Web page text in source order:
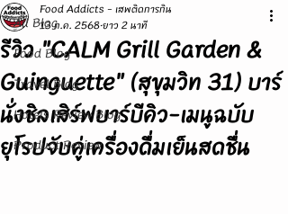
All Blog
Food Blog
Travel Blog
Hotels Review Blog
Product Review
รีวิว "CALM Grill Garden &
Guinguette" (สุขุมวิท 31) บาร์
นั่งชิลเสิร์ฟบาร์บีคิว-เมนูฉบับ
ยุโรปจับคู่เครื่องดื่มเย็นสดชื่น
Food Addicts - เสพติดการกิน
13 ก.ค. 2568ยาว 2 นาที